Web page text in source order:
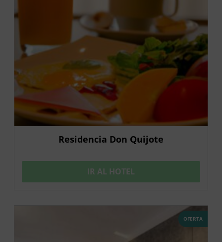
Residencia Don Quijote
IR AL HOTEL
OFERTA